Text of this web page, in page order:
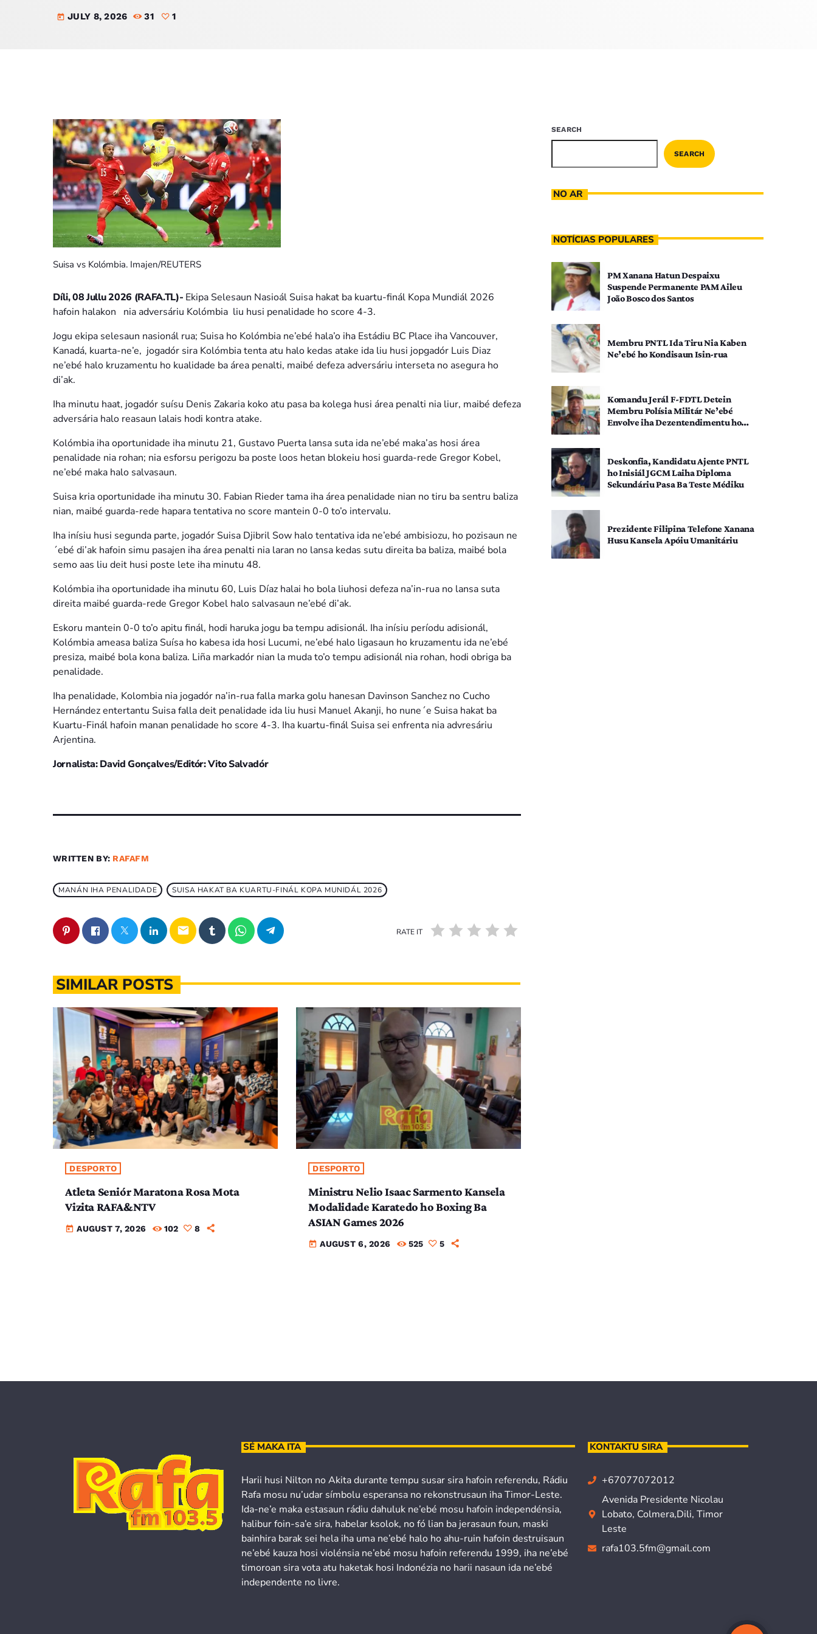
today JULY 8, 2026 31 1
Suisa vs Kolómbia. Imajen/REUTERS
Díli, 08 Jullu 2026 (RAFA.TL)- Ekipa Selesaun Nasioál Suisa hakat ba kuartu-finál Kopa Mundiál 2026
hafoin halakon nia adversáriu Kolómbia liu husi penalidade ho score 4-3.
Jogu ekipa selesaun nasionál rua; Suisa ho Kolómbia ne’ebé hala’o iha Estádiu BC Place iha Vancouver,
Kanadá, kuarta-ne’e, jogadór sira Kolómbia tenta atu halo kedas atake ida liu husi jopgadór Luis Diaz
ne’ebé halo kruzamentu ho kualidade ba área penalti, maibé defeza adversáriu interseta no asegura ho
di’ak.
Iha minutu haat, jogadór suísu Denis Zakaria koko atu pasa ba kolega husi área penalti nia liur, maibé defeza
adversária halo reasaun lalais hodi kontra atake.
Kolómbia iha oportunidade iha minutu 21, Gustavo Puerta lansa suta ida ne’ebé maka’as hosi área
penalidade nia rohan; nia esforsu perigozu ba poste loos hetan blokeiu hosi guarda-rede Gregor Kobel,
ne’ebé maka halo salvasaun.
Suisa kria oportunidade iha minutu 30. Fabian Rieder tama iha área penalidade nian no tiru ba sentru baliza
nian, maibé guarda-rede hapara tentativa no score mantein 0-0 to’o intervalu.
Iha inísiu husi segunda parte, jogadór Suisa Djibril Sow halo tentativa ida ne’ebé ambisiozu, ho pozisaun ne
´ebé di’ak hafoin simu pasajen iha área penalti nia laran no lansa kedas sutu direita ba baliza, maibé bola
semo aas liu deit husi poste lete iha minutu 48.
Kolómbia iha oportunidade iha minutu 60, Luis Díaz halai ho bola liuhosi defeza na’in-rua no lansa suta
direita maibé guarda-rede Gregor Kobel halo salvasaun ne’ebé di’ak.
Eskoru mantein 0-0 to’o apitu finál, hodi haruka jogu ba tempu adisionál. Iha inísiu períodu adisionál,
Kolómbia ameasa baliza Suísa ho kabesa ida hosi Lucumi, ne’ebé halo ligasaun ho kruzamentu ida ne’ebé
presiza, maibé bola kona baliza. Liña markadór nian la muda to’o tempu adisionál nia rohan, hodi obriga ba
penalidade.
Iha penalidade, Kolombia nia jogadór na’in-rua falla marka golu hanesan Davinson Sanchez no Cucho
Hernández entertantu Suisa falla deit penalidade ida liu husi Manuel Akanji, ho nune´e Suisa hakat ba
Kuartu-Finál hafoin manan penalidade ho score 4-3. Iha kuartu-finál Suisa sei enfrenta nia advresáriu
Arjentina.
Jornalista: David Gonçalves/Editór: Vito Salvadór
WRITTEN BY: RAFAFM
MANÁN IHA PENALIDADE SUISA HAKAT BA KUARTU-FINÁL KOPA MUNIDÁL 2026
email RATE IT
SIMILAR POSTS
DESPORTO
Atleta Seniór Maratona Rosa Mota
Vizita RAFA&NTV
today AUGUST 7, 2026 102 8
DESPORTO
Ministru Nelio Isaac Sarmento Kansela
Modalidade Karatedo ho Boxing Ba
ASIAN Games 2026
today AUGUST 6, 2026 525 5
SEARCH
SEARCH
NO AR
NOTÍCIAS POPULARES
PM Xanana Hatun Despaixu
Suspende Permanente PAM Aileu
João Bosco dos Santos
Membru PNTL Ida Tiru Nia Kaben
Ne’ebé ho Kondisaun Isin-rua
Komandu Jerál F-FDTL Detein
Membru Polísia Militár Ne’ebé
Envolve iha Dezentendimentu ho
Deskonfia, Kandidatu Ajente PNTL
ho Inisiál JGCM Laiha Diploma
Sekundáriu Pasa Ba Teste Médiku
Prezidente Filipina Telefone Xanana
Husu Kansela Apóiu Umanitáriu
SÉ MAKA ITA
Harii husi Nilton no Akita durante tempu susar sira hafoin referendu, Rádiu
Rafa mosu nu’udar símbolu esperansa no rekonstrusaun iha Timor-Leste.
Ida-ne’e maka estasaun rádiu dahuluk ne’ebé mosu hafoin independénsia,
halibur foin-sa’e sira, habelar ksolok, no fó lian ba jerasaun foun, maski
bainhira barak sei hela iha uma ne’ebé halo ho ahu-ruin hafoin destruisaun
ne’ebé kauza hosi violénsia ne’ebé mosu hafoin referendu 1999, iha ne’ebé
timoroan sira vota atu haketak hosi Indonézia no harii nasaun ida ne’ebé
independente no livre.
KONTAKTU SIRA
+67077072012
Avenida Presidente Nicolau
Lobato, Colmera,Dili, Timor
Leste
rafa103.5fm@gmail.com